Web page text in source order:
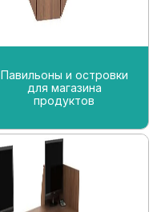
Павильоны и островки
для магазина
продуктов